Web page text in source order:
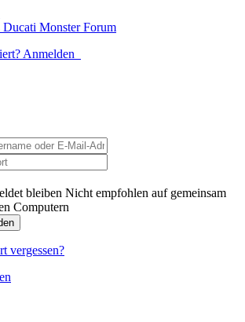
Anmelden
bleiben Nicht empfohlen auf gemeinsam
Computern
vergessen?